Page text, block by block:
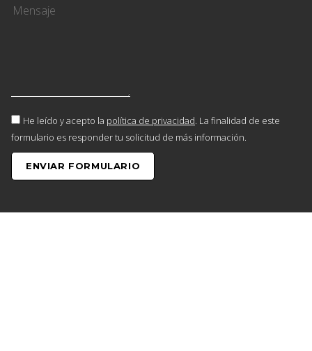
He leído y acepto la política de privacidad. La finalidad de este
formulario es responder tu solicitud de más información.
ENVIAR FORMULARIO